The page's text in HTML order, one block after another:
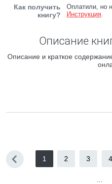
Как получить
книгу?
Оплатили, но
Инструкция.
Описание
Описание и краткое
1 2 3 4